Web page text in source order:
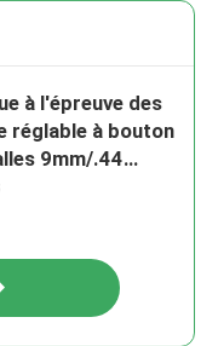
à l'épreuve des
réglable à bouton
9mm/.44
de